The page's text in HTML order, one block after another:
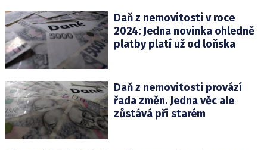
Daň z nemovitosti v roce
2024: Jedna novinka ohledně
platby platí už od loňska
Daň z nemovitosti provází
řada změn. Jedna věc ale
zůstává při starém